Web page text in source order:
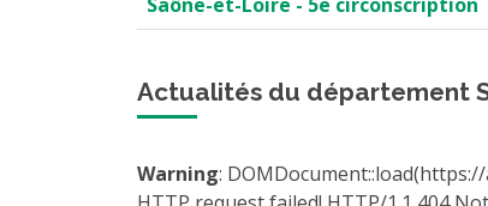
Actualités du département
Warning: